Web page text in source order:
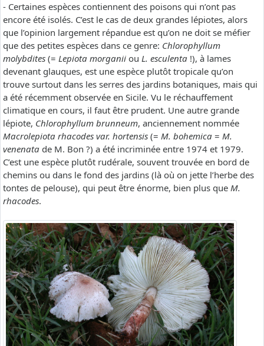
- Certaines espèces contiennent des poisons qui n’ont pas
encore été isolés. C’est le cas de deux grandes lépiotes, alors
que l’opinion largement répandue est qu’on ne doit se méfier
que des petites espèces dans ce genre: Chlorophyllum
molybdites (= Lepiota morganii ou L. esculenta !), à lames
devenant glauques, est une espèce plutôt tropicale qu’on
trouve surtout dans les serres des jardins botaniques, mais qui
a été récemment observée en Sicile. Vu le réchauffement
climatique en cours, il faut être prudent. Une autre grande
lépiote, Chlorophyllum brunneum, anciennement nommée
Macrolepiota rhacodes var. hortensis (= M. bohemica = M.
venenata de M. Bon ?) a été incriminée entre 1974 et 1979.
C’est une espèce plutôt rudérale, souvent trouvée en bord de
chemins ou dans le fond des jardins (là où on jette l’herbe des
tontes de pelouse), qui peut être énorme, bien plus que M.
rhacodes.